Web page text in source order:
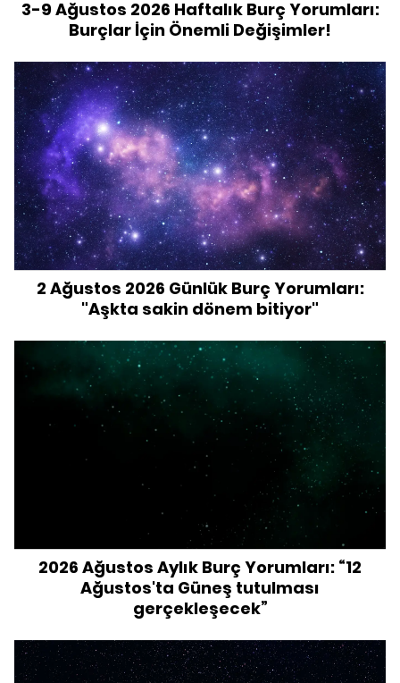
3-9 Ağustos 2026 Haftalık Burç Yorumları:
Burçlar İçin Önemli Değişimler!
2 Ağustos 2026 Günlük Burç Yorumları:
"Aşkta sakin dönem bitiyor"
2026 Ağustos Aylık Burç Yorumları: “12
Ağustos'ta Güneş tutulması
gerçekleşecek”